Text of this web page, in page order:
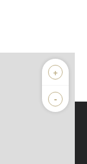
+
-